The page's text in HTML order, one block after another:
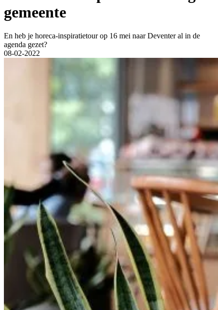
gemeente
En heb je horeca-inspiratietour op 16 mei naar Deventer al in de
agenda gezet?
08-02-2022